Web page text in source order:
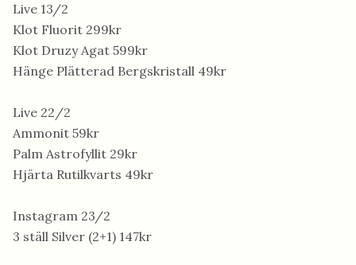
Live 13/2
Klot Fluorit 299kr
Klot Druzy Agat 599kr
Hänge Plätterad Bergskristall 49kr
Live 22/2
Ammonit 59kr
Palm Astrofyllit 29kr
Hjärta Rutilkvarts 49kr
Instagram 23/2
3 ställ Silver (2+1) 147kr